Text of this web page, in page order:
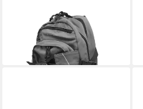
Canvas Laptop Louis
ab 75,64 €
lieferbar - in 2-3 Werktagen bei dir